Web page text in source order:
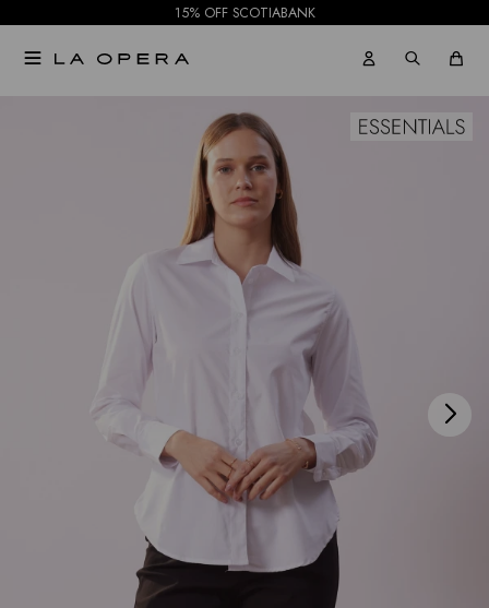
15% OFF SCOTIABANK

NOTIFICARME